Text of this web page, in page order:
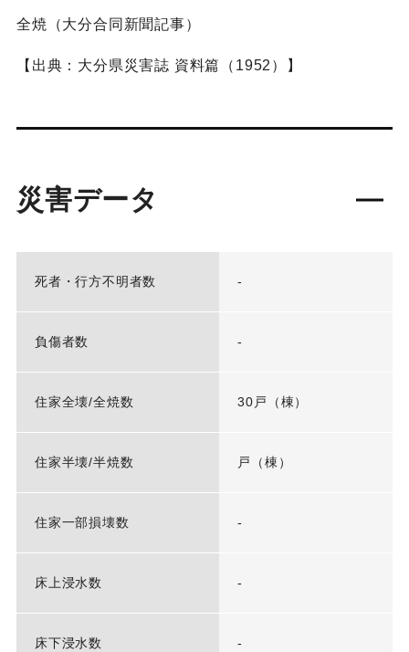
全焼（大分合同新聞記事）
【出典：大分県災害誌 資料篇（1952）】
災害データ
死者・行方不明者数 -
負傷者数 -
住家全壊/全焼数 30戸（棟）
住家半壊/半焼数 戸（棟）
住家一部損壊数 -
床上浸水数 -
床下浸水数 -